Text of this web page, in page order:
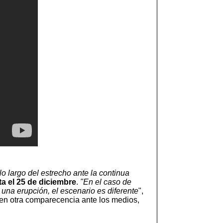
largo del estrecho ante la continua
el 25 de diciembre. "En el caso de
erupción, el escenario es diferente",
otra comparecencia ante los medios,